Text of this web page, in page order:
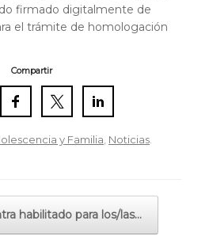
firmado digitalmente de
el trámite de homologación
Compartir
y Familia Noticias
habilitado para los/las…